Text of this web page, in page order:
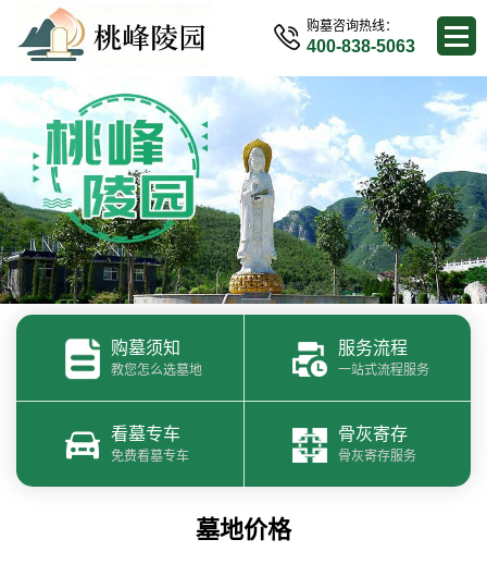
购墓咨询热线：
400-838-5063
购墓须知
教您怎么选墓地
服务流程
一站式流程服务
看墓专车
免费看墓专车
骨灰寄存
骨灰寄存服务
墓地价格